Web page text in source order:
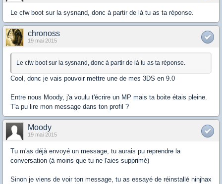
Le cfw boot sur la sysnand, donc à partir de là tu as ta réponse.
chronoss
19 mai 2015
Le cfw boot sur la sysnand, donc à partir de là tu as ta réponse.
Cool, donc je vais pouvoir mettre une de mes 3DS en 9.0
Entre nous Moody, j'a voulu t'écrire un MP mais ta boite étais pleine.
T'a pu lire mon message dans ton profil ?
Moody
19 mai 2015
Tu m'as déjà envoyé un message, tu aurais pu reprendre la
conversation (à moins que tu ne l'aies supprimé)
Sinon je viens de voir ton message, tu as essayé de réinstallé ninjhax